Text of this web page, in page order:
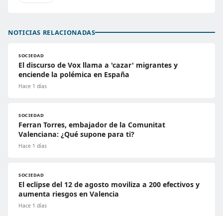
NOTICIAS RELACIONADAS
SOCIEDAD
El discurso de Vox llama a 'cazar' migrantes y
enciende la polémica en España
Hace 1 días
SOCIEDAD
Ferran Torres, embajador de la Comunitat
Valenciana: ¿Qué supone para ti?
Hace 1 días
SOCIEDAD
El eclipse del 12 de agosto moviliza a 200 efectivos y
aumenta riesgos en Valencia
Hace 1 días